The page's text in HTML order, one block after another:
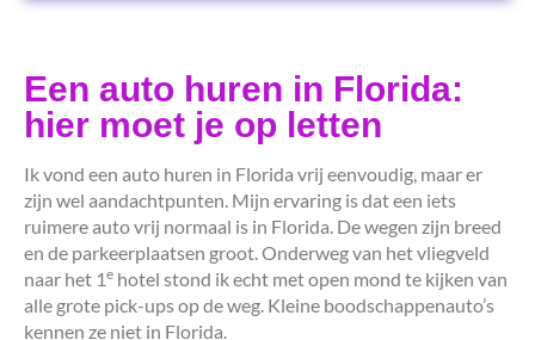
Een auto huren in Florida:
hier moet je op letten
Ik vond een auto huren in Florida vrij eenvoudig, maar er
zijn wel aandachtpunten. Mijn ervaring is dat een iets
ruimere auto vrij normaal is in Florida. De wegen zijn breed
en de parkeerplaatsen groot. Onderweg van het vliegveld
naar het 1e hotel stond ik echt met open mond te kijken van
alle grote pick-ups op de weg. Kleine boodschappenauto’s
kennen ze niet in Florida.